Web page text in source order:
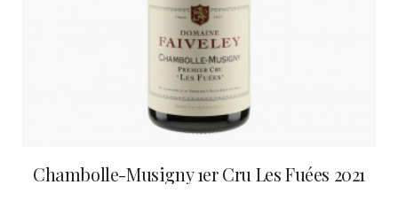
Chambolle-Musigny 1er Cru Les Fuées 2021